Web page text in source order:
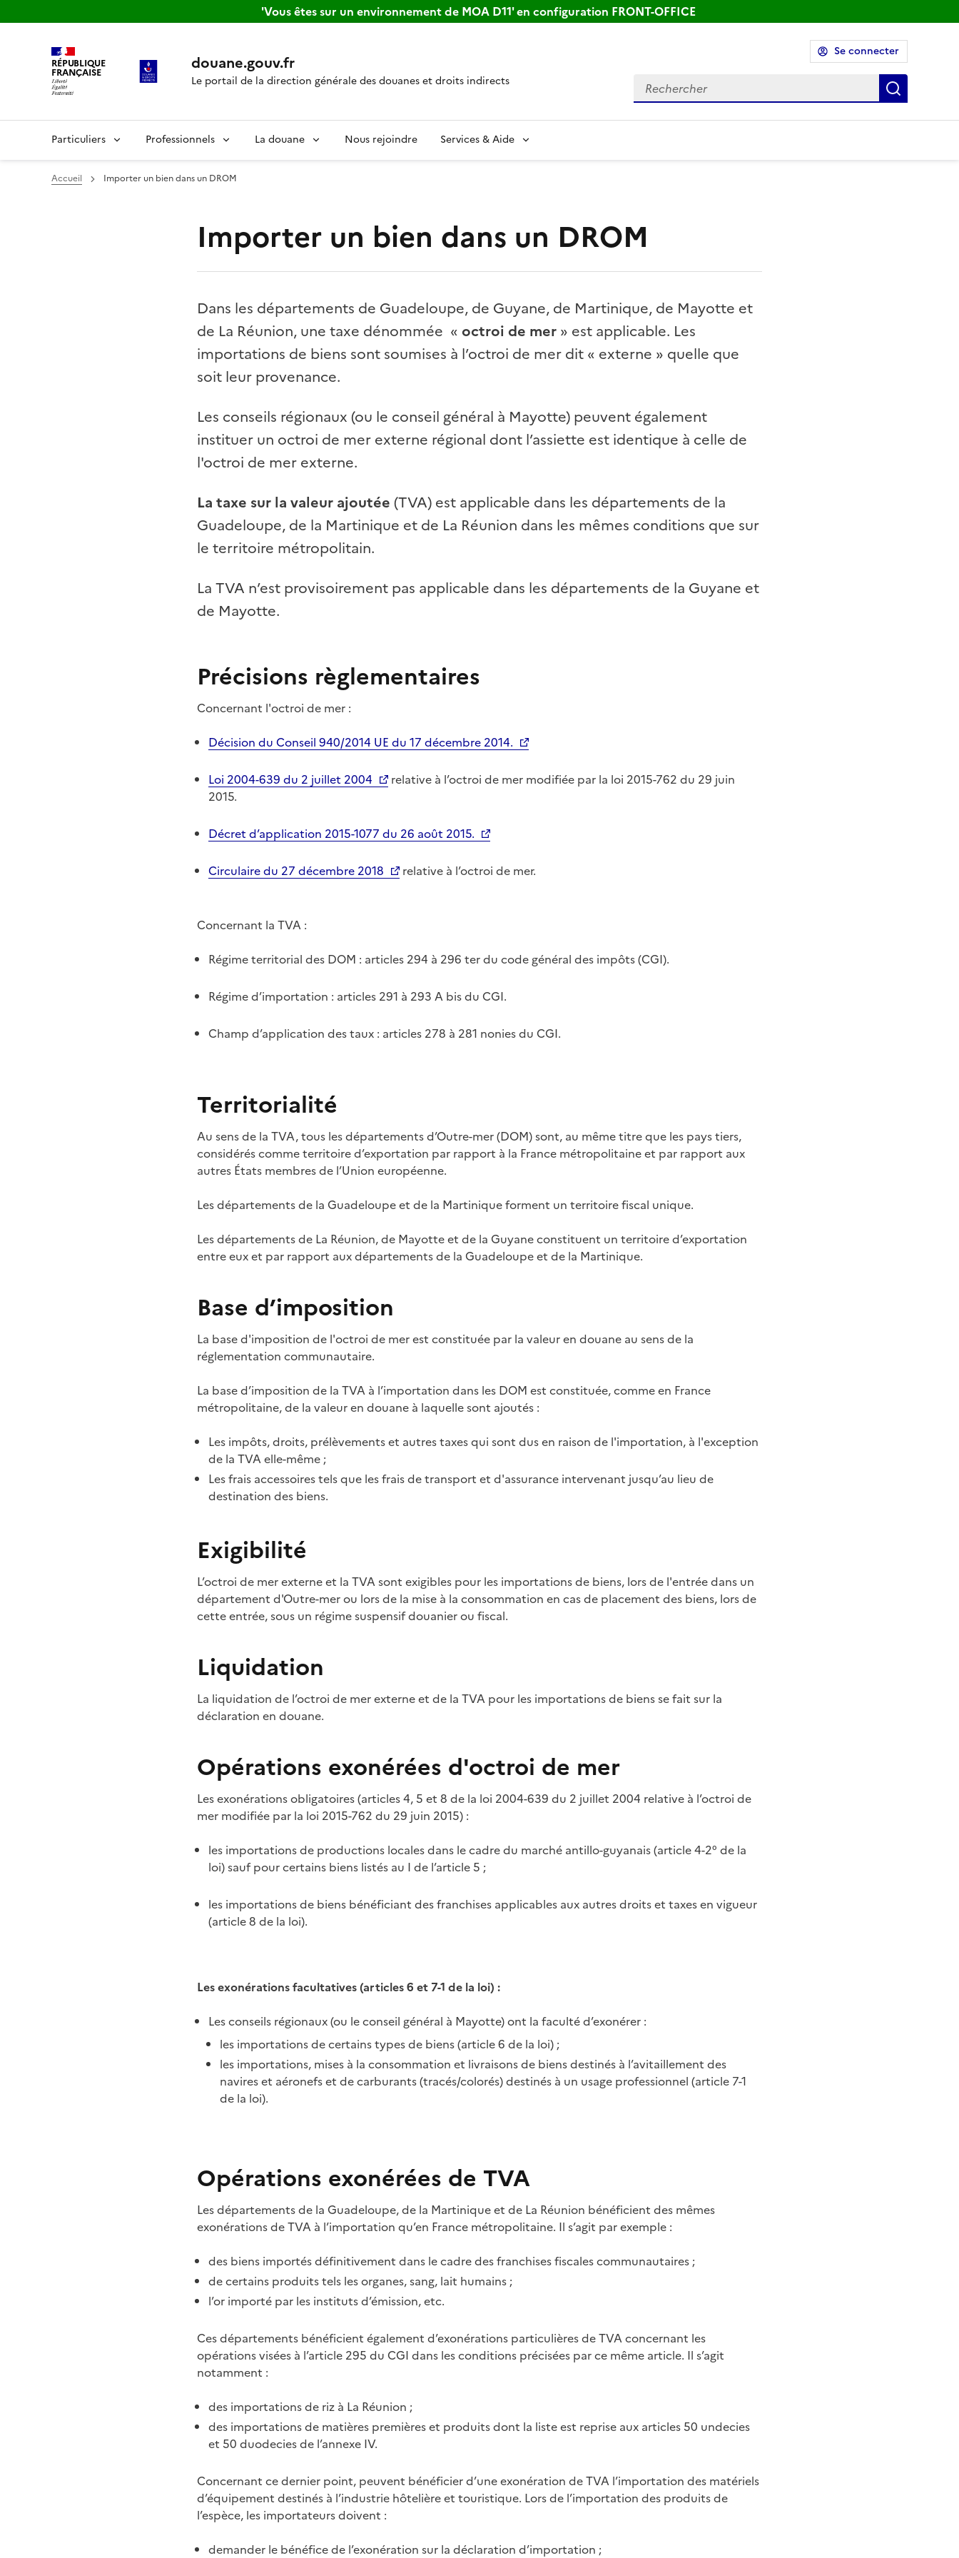
'Vous êtes sur un environnement de MOA D11' en configuration FRONT-OFFICE
RÉPUBLIQUE
FRANÇAISE douane.gouv.fr
Le portail de la direction générale des douanes et droits indirects
Se connecter
Rechercher
Particuliers Professionnels La douane Nous rejoindre Services & Aide
Accueil Importer un bien dans un DROM
Importer un bien dans un DROM
Dans les départements de Guadeloupe, de Guyane, de Martinique, de Mayotte et
de La Réunion, une taxe dénommée « octroi de mer » est applicable. Les
importations de biens sont soumises à l’octroi de mer dit « externe » quelle que
soit leur provenance.
Les conseils régionaux (ou le conseil général à Mayotte) peuvent également
instituer un octroi de mer externe régional dont l’assiette est identique à celle de
l'octroi de mer externe.
La taxe sur la valeur ajoutée (TVA) est applicable dans les départements de la
Guadeloupe, de la Martinique et de La Réunion dans les mêmes conditions que sur
le territoire métropolitain.
La TVA n’est provisoirement pas applicable dans les départements de la Guyane et
de Mayotte.
Précisions règlementaires
Concernant l'octroi de mer :
Décision du Conseil 940/2014 UE du 17 décembre 2014.
Loi 2004-639 du 2 juillet 2004
relative à l’octroi de mer modifiée par la loi 2015-762 du 29 juin
2015.
Décret d’application 2015-1077 du 26 août 2015.
Circulaire du 27 décembre 2018 relative à l’octroi de mer.
Concernant la TVA :
Régime territorial des DOM : articles 294 à 296 ter du code général des impôts (CGI).
Régime d’importation : articles 291 à 293 A bis du CGI.
Champ d’application des taux : articles 278 à 281 nonies du CGI.
Territorialité
Au sens de la TVA, tous les départements d’Outre-mer (DOM) sont, au même titre que les pays tiers,
considérés comme territoire d’exportation par rapport à la France métropolitaine et par rapport aux
autres États membres de l’Union européenne.
Les départements de la Guadeloupe et de la Martinique forment un territoire fiscal unique.
Les départements de La Réunion, de Mayotte et de la Guyane constituent un territoire d’exportation
entre eux et par rapport aux départements de la Guadeloupe et de la Martinique.
Base d’imposition
La base d'imposition de l'octroi de mer est constituée par la valeur en douane au sens de la
réglementation communautaire.
La base d’imposition de la TVA à l’importation dans les DOM est constituée, comme en France
métropolitaine, de la valeur en douane à laquelle sont ajoutés :
Les impôts, droits, prélèvements et autres taxes qui sont dus en raison de l'importation, à l'exception
de la TVA elle-même ;
Les frais accessoires tels que les frais de transport et d'assurance intervenant jusqu’au lieu de
destination des biens.
Exigibilité
L’octroi de mer externe et la TVA sont exigibles pour les importations de biens, lors de l'entrée dans un
département d'Outre-mer ou lors de la mise à la consommation en cas de placement des biens, lors de
cette entrée, sous un régime suspensif douanier ou fiscal.
Liquidation
La liquidation de l’octroi de mer externe et de la TVA pour les importations de biens se fait sur la
déclaration en douane.
Opérations exonérées d'octroi de mer
Les exonérations obligatoires (articles 4, 5 et 8 de la loi 2004-639 du 2 juillet 2004 relative à l’octroi de
mer modifiée par la loi 2015-762 du 29 juin 2015) :
les importations de productions locales dans le cadre du marché antillo-guyanais (article 4-2° de la
loi) sauf pour certains biens listés au I de l’article 5 ;
les importations de biens bénéficiant des franchises applicables aux autres droits et taxes en vigueur
(article 8 de la loi).
Les exonérations facultatives (articles 6 et 7-1 de la loi) :
Les conseils régionaux (ou le conseil général à Mayotte) ont la faculté d’exonérer :
les importations de certains types de biens (article 6 de la loi) ;
les importations, mises à la consommation et livraisons de biens destinés à l’avitaillement des
navires et aéronefs et de carburants (tracés/colorés) destinés à un usage professionnel (article 7-1
de la loi).
Opérations exonérées de TVA
Les départements de la Guadeloupe, de la Martinique et de La Réunion bénéficient des mêmes
exonérations de TVA à l’importation qu’en France métropolitaine. Il s’agit par exemple :
des biens importés définitivement dans le cadre des franchises fiscales communautaires ;
de certains produits tels les organes, sang, lait humains ;
l’or importé par les instituts d’émission, etc.
Ces départements bénéficient également d’exonérations particulières de TVA concernant les
opérations visées à l’article 295 du CGI dans les conditions précisées par ce même article. Il s’agit
notamment :
des importations de riz à La Réunion ;
des importations de matières premières et produits dont la liste est reprise aux articles 50 undecies
et 50 duodecies de l’annexe IV.
Concernant ce dernier point, peuvent bénéficier d’une exonération de TVA l’importation des matériels
d’équipement destinés à l’industrie hôtelière et touristique. Lors de l’importation des produits de
l’espèce, les importateurs doivent :
demander le bénéfice de l’exonération sur la déclaration d’importation ;